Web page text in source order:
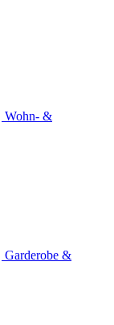
Wohn- &
Garderobe &